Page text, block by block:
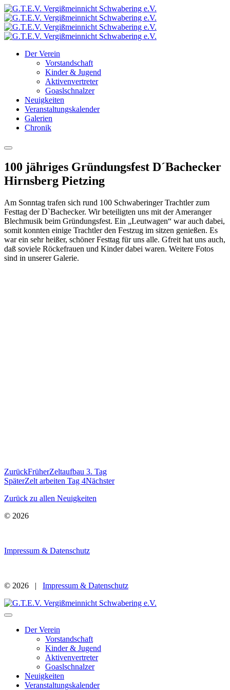
Der Verein
Vorstandschaft
Kinder & Jugend
Aktivenvertreter
Goaslschnalzer
Neuigkeiten
Veranstaltungskalender
Galerien
Chronik
100 jähriges Gründungsfest D´Bachecker
Hirnsberg Pietzing
Am Sonntag trafen sich rund 100 Schwaberinger Trachtler zum
Festtag der D`Bachecker. Wir beteiligten uns mit der Ameranger
Blechmusik beim Gründungsfest. Ein „Leutwagen“ war auch dabei,
somit konnten einige Trachtler den Festzug im sitzen genießen. Es
war ein sehr heißer, schöner Festtag für uns alle. Gfreit hat uns auch,
daß soviele Röckefrauen und Kinder dabei waren. Weitere Fotos
sind in unserer Galerie.
ZurückFrüherZeltaufbau 3. Tag
SpäterZelt arbeiten Tag 4Nächster
Zurück zu allen Neuigkeiten
© 2026
Impressum & Datenschutz
© 2026 | Impressum & Datenschutz
Der Verein
Vorstandschaft
Kinder & Jugend
Aktivenvertreter
Goaslschnalzer
Neuigkeiten
Veranstaltungskalender